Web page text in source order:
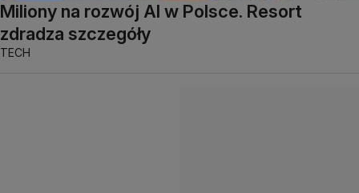
Miliony na rozwój AI w Polsce. Resort
zdradza szczegóły
TECH